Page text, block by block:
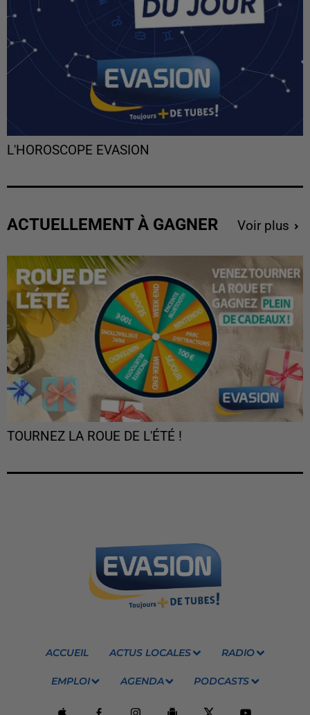
L'HOROSCOPE EVASION
ACTUELLEMENT À GAGNER Voir plus
TOURNEZ LA ROUE DE L'ÉTÉ !
ACCUEIL ACTUS LOCALES RADIO
EMPLOI AGENDA PODCASTS